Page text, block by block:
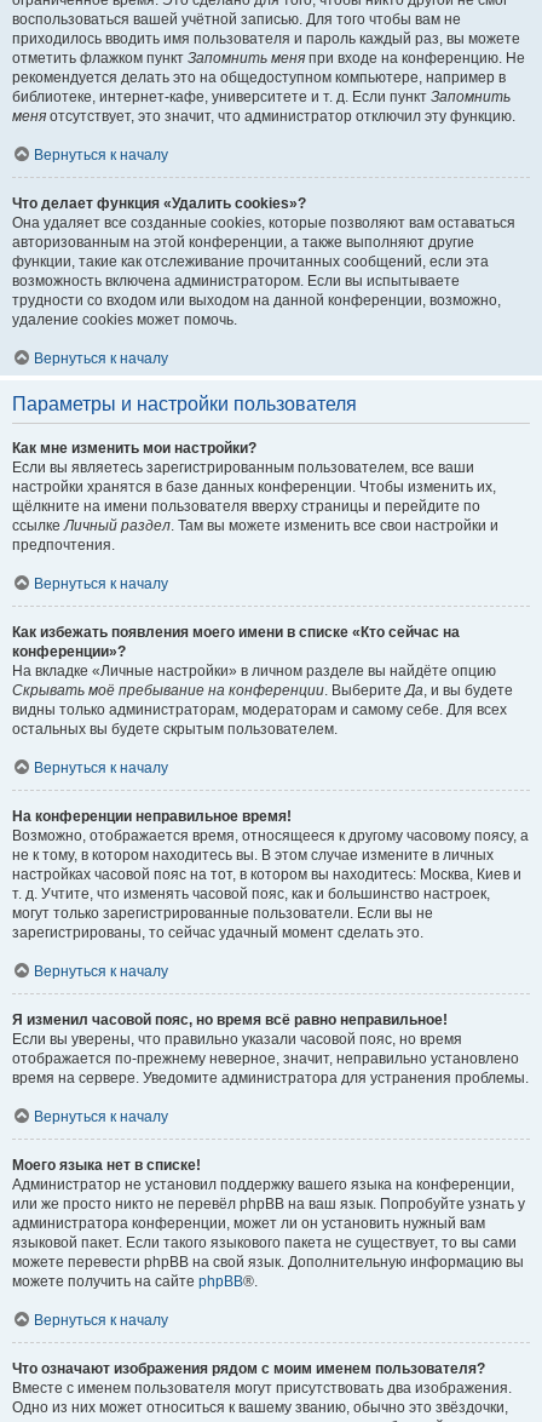
воспользоваться вашей учётной записью. Для того чтобы вам не
приходилось вводить имя пользователя и пароль каждый раз, вы можете
отметить флажком пункт Запомнить меня при входе на конференцию. Не
рекомендуется делать это на общедоступном компьютере, например в
библиотеке, интернет-кафе, университете и т. д. Если пункт Запомнить
меня отсутствует, это значит, что администратор отключил эту функцию.
Вернуться к началу
Что делает функция «Удалить cookies»?
Она удаляет все созданные cookies, которые позволяют вам оставаться
авторизованным на этой конференции, а также выполняют другие
функции, такие как отслеживание прочитанных сообщений, если эта
возможность включена администратором. Если вы испытываете
трудности со входом или выходом на данной конференции, возможно,
удаление cookies может помочь.
Вернуться к началу
Параметры и настройки пользователя
Как мне изменить мои настройки?
Если вы являетесь зарегистрированным пользователем, все ваши
настройки хранятся в базе данных конференции. Чтобы изменить их,
щёлкните на имени пользователя вверху страницы и перейдите по
ссылкеЛичный раздел. Там вы можете изменить все свои настройки и
предпочтения.
Вернуться к началу
Как избежать появления моего имени в списке «Кто сейчас на
конференции»?
На вкладке «Личные настройки» в личном разделе вы найдёте опцию
Скрывать моё пребывание на конференции. ВыберитеДа, и вы будете
видны только администраторам, модераторам и самому себе. Для всех
остальных вы будете скрытым пользователем.
Вернуться к началу
На конференции неправильное время!
Возможно, отображается время, относящееся к другому часовому поясу, а
не к тому, в котором находитесь вы. В этом случае измените в личных
настройках часовой пояс на тот, в котором вы находитесь: Москва, Киев и
т. д. Учтите, что изменять часовой пояс, как и большинство настроек,
могут только зарегистрированные пользователи. Если вы не
зарегистрированы, то сейчас удачный момент сделать это.
Вернуться к началу
Я изменил часовой пояс, но время всё равно неправильное!
Если вы уверены, что правильно указали часовой пояс, но время
отображается по-прежнему неверное, значит, неправильно установлено
время на сервере. Уведомите администратора для устранения проблемы.
Вернуться к началу
Моего языка нет в списке!
Администратор не установил поддержку вашего языка на конференции,
или же просто никто не перевёл phpBB на ваш язык. Попробуйте узнать у
администратора конференции, может ли он установить нужный вам
языковой пакет. Если такого языкового пакета не существует, то вы сами
можете перевести phpBB на свой язык. Дополнительную информацию вы
можете получить на сайте phpBB®.
Вернуться к началу
Что означают изображения рядом с моим именем пользователя?
Вместе с именем пользователя могут присутствовать два изображения.
Одно из них может относиться к вашему званию, обычно это звёздочки,